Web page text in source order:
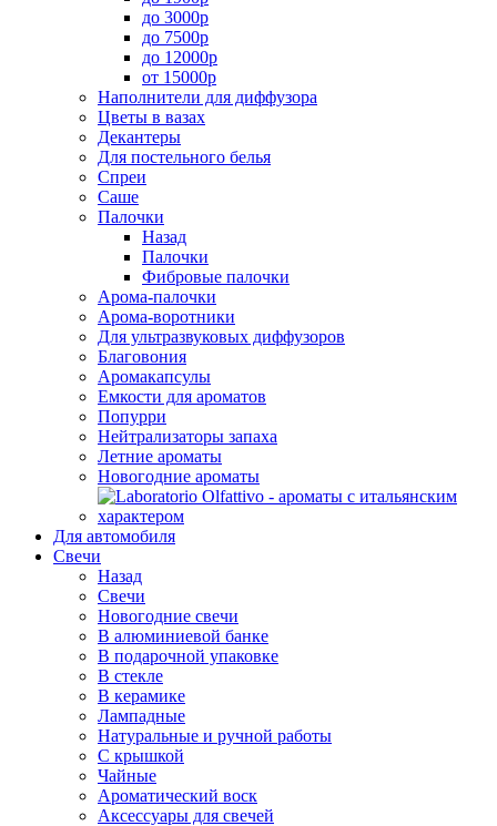
до 3000р
до 7500р
до 12000р
от 15000р
Наполнители для диффузора
Цветы в вазах
Декантеры
Для постельного белья
Спреи
Саше
Палочки
Назад
Палочки
Фибровые палочки
Арома-палочки
Арома-воротники
Для ультразвуковых диффузоров
Благовония
Аромакапсулы
Емкости для ароматов
Попурри
Нейтрализаторы запаха
Летние ароматы
Новогодние ароматы
Для автомобиля
Свечи
Назад
Свечи
Новогодние свечи
В алюминиевой банке
В подарочной упаковке
В стекле
В керамике
Лампадные
Натуральные и ручной работы
С крышкой
Чайные
Ароматический воск
Аксессуары для свечей